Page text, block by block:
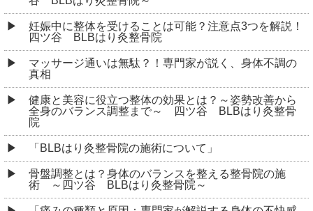
プロも認める！肩こりによる頭痛に効くツボ押しの正
しいやり方
ばね指の原因、親指の普通の使い方が実は健康に大き
なリスクを抱えている？
針治療を受けると起こる「好転反応」とは？
ジョギングで股関節に痛みが出る原因とは？考えられ
る理由と対処法を解説